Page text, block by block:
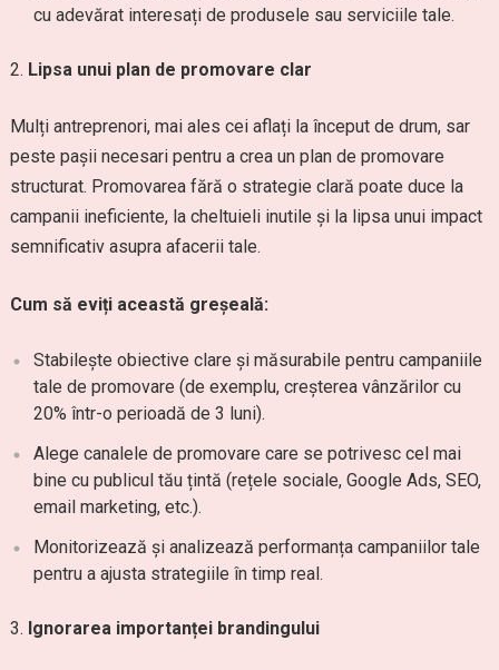
cu adevărat interesați de produsele sau serviciile tale.
Lipsa unui plan de promovare clar
Mulți antreprenori, mai ales cei aflați la început de drum, sar
peste pașii necesari pentru a crea un plan de promovare
structurat. Promovarea fără o strategie clară poate duce la
campanii ineficiente, la cheltuieli inutile și la lipsa unui impact
semnificativ asupra afacerii tale.
Cum să eviți această greșeală:
Stabilește obiective clare și măsurabile pentru campaniile
tale de promovare (de exemplu, creșterea vânzărilor cu
20% într-o perioadă de 3 luni).
Alege canalele de promovare care se potrivesc cel mai
bine cu publicul tău țintă (rețele sociale, Google Ads, SEO,
email marketing, etc.).
Monitorizează și analizează performanța campaniilor tale
pentru a ajusta strategiile în timp real.
Ignorarea importanței brandingului